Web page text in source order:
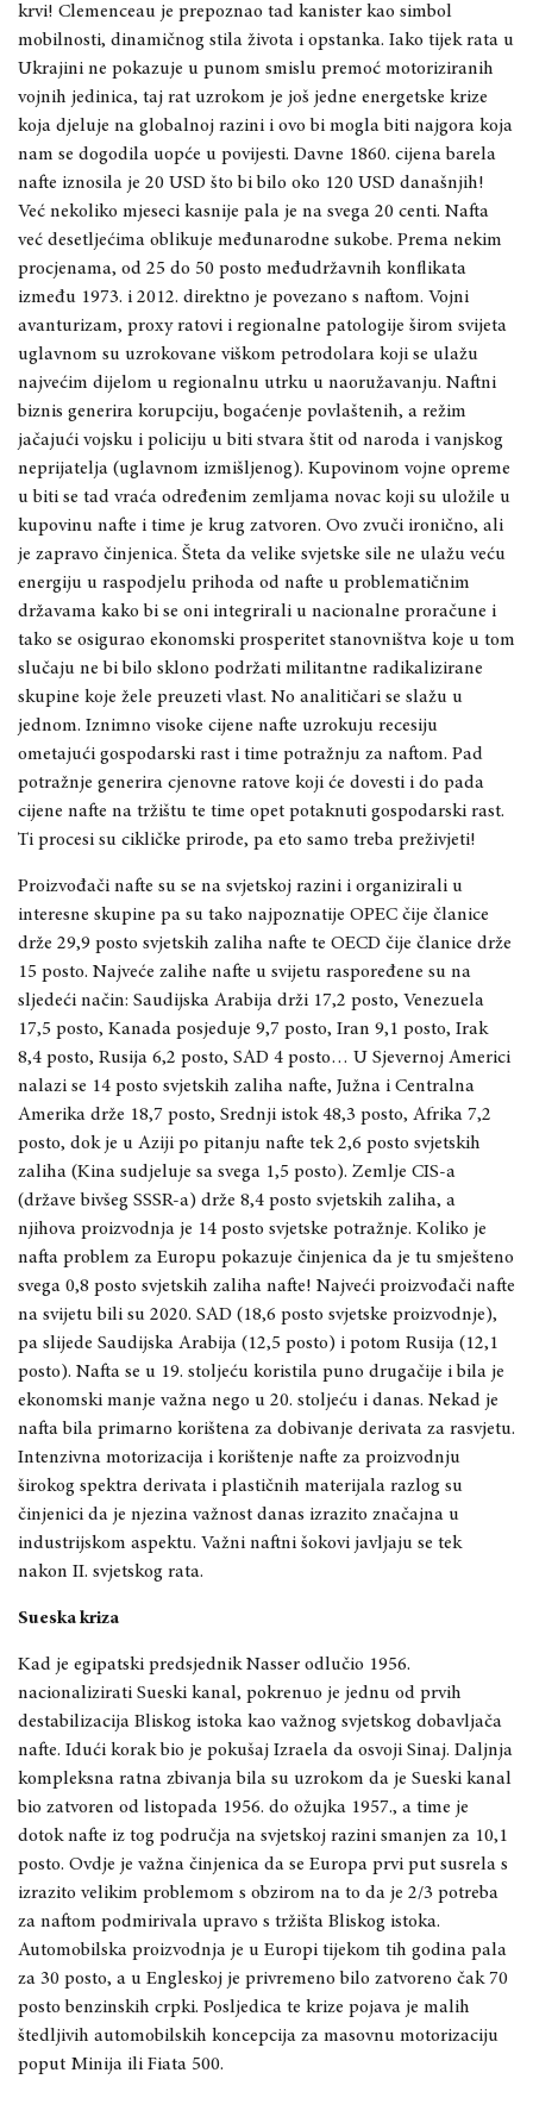
krvi! Clemenceau je prepoznao tad kanister kao simbol
mobilnosti, dinamičnog stila života i opstanka. Iako tijek rata u
Ukrajini ne pokazuje u punom smislu premoć motoriziranih
vojnih jedinica, taj rat uzrokom je još jedne energetske krize
koja djeluje na globalnoj razini i ovo bi mogla biti najgora koja
nam se dogodila uopće u povijesti. Davne 1860. cijena barela
nafte iznosila je 20 USD što bi bilo oko 120 USD današnjih!
Već nekoliko mjeseci kasnije pala je na svega 20 centi. Nafta
već desetljećima oblikuje međunarodne sukobe. Prema nekim
procjenama, od 25 do 50 posto međudržavnih konflikata
između 1973. i 2012. direktno je povezano s naftom. Vojni
avanturizam, proxy ratovi i regionalne patologije širom svijeta
uglavnom su uzrokovane viškom petrodolara koji se ulažu
najvećim dijelom u regionalnu utrku u naoružavanju. Naftni
biznis generira korupciju, bogaćenje povlaštenih, a režim
jačajući vojsku i policiju u biti stvara štit od naroda i vanjskog
neprijatelja (uglavnom izmišljenog). Kupovinom vojne opreme
u biti se tad vraća određenim zemljama novac koji su uložile u
kupovinu nafte i time je krug zatvoren. Ovo zvuči ironično, ali
je zapravo činjenica. Šteta da velike svjetske sile ne ulažu veću
energiju u raspodjelu prihoda od nafte u problematičnim
državama kako bi se oni integrirali u nacionalne proračune i
tako se osigurao ekonomski prosperitet stanovništva koje u tom
slučaju ne bi bilo sklono podržati militantne radikalizirane
skupine koje žele preuzeti vlast. No analitičari se slažu u
jednom. Iznimno visoke cijene nafte uzrokuju recesiju
ometajući gospodarski rast i time potražnju za naftom. Pad
potražnje generira cjenovne ratove koji će dovesti i do pada
cijene nafte na tržištu te time opet potaknuti gospodarski rast.
Ti procesi su cikličke prirode, pa eto samo treba preživjeti!
Proizvođači nafte su se na svjetskoj razini i organizirali u
interesne skupine pa su tako najpoznatije OPEC čije članice
drže 29,9 posto svjetskih zaliha nafte te OECD čije članice drže
15 posto. Najveće zalihe nafte u svijetu raspoređene su na
sljedeći način: Saudijska Arabija drži 17,2 posto, Venezuela
17,5 posto, Kanada posjeduje 9,7 posto, Iran 9,1 posto, Irak
8,4 posto, Rusija 6,2 posto, SAD 4 posto… U Sjevernoj Americi
nalazi se 14 posto svjetskih zaliha nafte, Južna i Centralna
Amerika drže 18,7 posto, Srednji istok 48,3 posto, Afrika 7,2
posto, dok je u Aziji po pitanju nafte tek 2,6 posto svjetskih
zaliha (Kina sudjeluje sa svega 1,5 posto). Zemlje CIS-a
(države bivšeg SSSR-a) drže 8,4 posto svjetskih zaliha, a
njihova proizvodnja je 14 posto svjetske potražnje. Koliko je
nafta problem za Europu pokazuje činjenica da je tu smješteno
svega 0,8 posto svjetskih zaliha nafte! Najveći proizvođači nafte
na svijetu bili su 2020. SAD (18,6 posto svjetske proizvodnje),
pa slijede Saudijska Arabija (12,5 posto) i potom Rusija (12,1
posto). Nafta se u 19. stoljeću koristila puno drugačije i bila je
ekonomski manje važna nego u 20. stoljeću i danas. Nekad je
nafta bila primarno korištena za dobivanje derivata za rasvjetu.
Intenzivna motorizacija i korištenje nafte za proizvodnju
širokog spektra derivata i plastičnih materijala razlog su
činjenici da je njezina važnost danas izrazito značajna u
industrijskom aspektu. Važni naftni šokovi javljaju se tek
nakon II. svjetskog rata.
Sueska kriza
Kad je egipatski predsjednik Nasser odlučio 1956.
nacionalizirati Sueski kanal, pokrenuo je jednu od prvih
destabilizacija Bliskog istoka kao važnog svjetskog dobavljača
nafte. Idući korak bio je pokušaj Izraela da osvoji Sinaj. Daljnja
kompleksna ratna zbivanja bila su uzrokom da je Sueski kanal
bio zatvoren od listopada 1956. do ožujka 1957., a time je
dotok nafte iz tog područja na svjetskoj razini smanjen za 10,1
posto. Ovdje je važna činjenica da se Europa prvi put susrela s
izrazito velikim problemom s obzirom na to da je 2/3 potreba
za naftom podmirivala upravo s tržišta Bliskog istoka.
Automobilska proizvodnja je u Europi tijekom tih godina pala
za 30 posto, a u Engleskoj je privremeno bilo zatvoreno čak 70
posto benzinskih crpki. Posljedica te krize pojava je malih
štedljivih automobilskih koncepcija za masovnu motorizaciju
poput Minija ili Fiata 500.